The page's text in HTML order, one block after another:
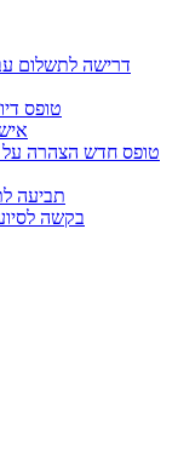
2356 –
266 –
267 – בקשה